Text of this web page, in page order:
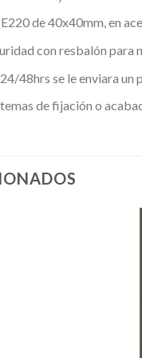
de 40x40mm, en
con resbalón para
48hrs se le enviara
de fijación o